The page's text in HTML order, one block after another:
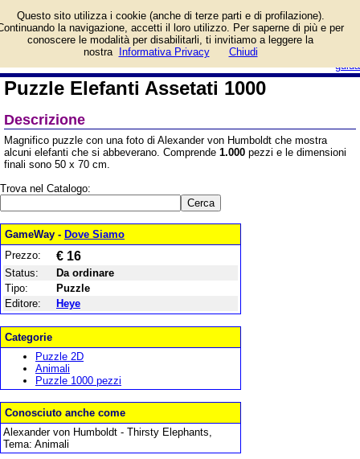
guida
Elefanti Assetati 1000 e
prezzo di vendita.
Puzzle Elefanti Assetati 1000
Descrizione
Magnifico puzzle con una foto di Alexander von Humboldt che mostra
alcuni elefanti che si abbeverano. Comprende 1.000 pezzi e le dimensioni
finali sono 50 x 70 cm.
Trova nel Catalogo:
GameWay - Dove Siamo
Prezzo:
€ 16
Status:
Da ordinare
Tipo:
Puzzle
Editore:
Heye
Categorie
Puzzle 2D
Animali
Puzzle 1000 pezzi
Conosciuto anche come
Alexander von Humboldt - Thirsty Elephants,
Tema: Animali
Questo sito utilizza i cookie (anche di terze parti e di profilazione).
la navigazione, accetti il loro utilizzo. Per saperne di più e per
conoscere le modalità per disabilitarli, ti invitiamo a leggere la
nostra
Informativa Privacy Chiudi